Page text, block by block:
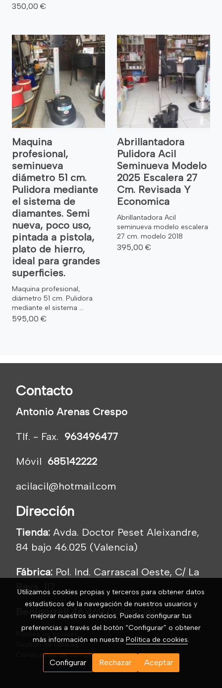
350,00 €
Maquina
profesional,
seminueva
diámetro 51 cm.
Pulidora mediante
el sistema de
diamantes. Semi
nueva, poco uso,
pintada a pistola,
plato de hierro,
ideal para grandes
superficies.
Maquina profesional,
diámetro 51 cm. Pulidora
mediante el sistema ...
595,00 €
Abrillantadora
Pulidora Acil
Seminueva Modelo
2025 Escalera 27
Cm. Revisada Y
Economica
Abrillantadora Acil
seminueva modelo escalera
27 cm. modelo 2018
395,00 €
Contacto
Antonio Arenas Crespo
Tlf. - Fax. 963496477
Móvil 685142222
acilacil@hotmail.com
Dirección
Tienda: Avda. Doctor Peset Aleixandre,
84 bajo 46.025 (Valencia)
Fábrica: Pol. Ind. Carrascal Oeste, C/ La
Raya, 117
Beniparrell 46.469 (Valencia)
Política de cookies
Gestión de cookies
Condiciones de compra
Utilizamos cookies propias y terceros para obtener datos
estadísticos de la navegación de nuestros usuarios y
mejorar nuestros servicios. Puedes configurar tus
preferencias a través del botón “Configurar” o obtener
más información en nuestra Política de cookies.
Configurar Rechazar Aceptar